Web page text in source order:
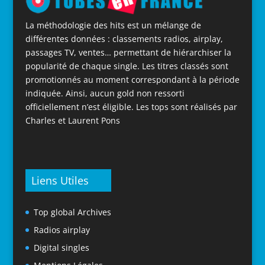
La méthodologie des hits est un mélange de
différentes données : classements radios, airplay,
passages TV, ventes… permettant de hiérarchiser la
popularité de chaque single. Les titres classés sont
promotionnés au moment correspondant à la période
indiquée. Ainsi, aucun gold non ressorti
officiellement n’est éligible. Les tops sont réalisés par
Charles et Laurent Pons
Liens Utiles
Top global Archives
Radios airplay
Digital singles